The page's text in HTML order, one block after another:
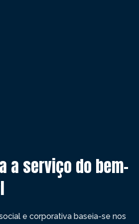
a serviço do bem-
e corporativa baseia-se nos